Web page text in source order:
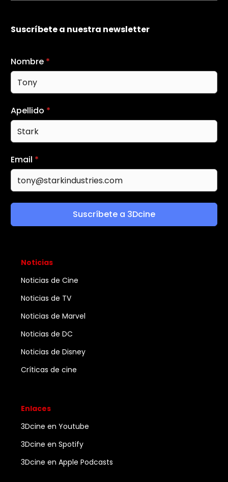
Suscríbete a nuestra newsletter
Nombre *
Apellido *
Email *
Suscríbete a 3Dcine
Noticias
Noticias de Cine
Noticias de TV
Noticias de Marvel
Noticias de DC
Noticias de Disney
Críticas de cine
Enlaces
3Dcine en Youtube
3Dcine en Spotify
3Dcine en Apple Podcasts